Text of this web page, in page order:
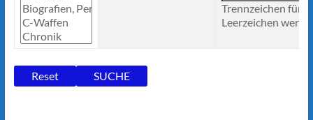
Trennzeichen für
Leerzeichen